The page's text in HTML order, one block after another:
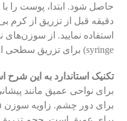
دقیقه قبل از تزریق از کرم
syringe) برای تزریق سطحی استفاده کنید.
تکنیک استاندارد به این